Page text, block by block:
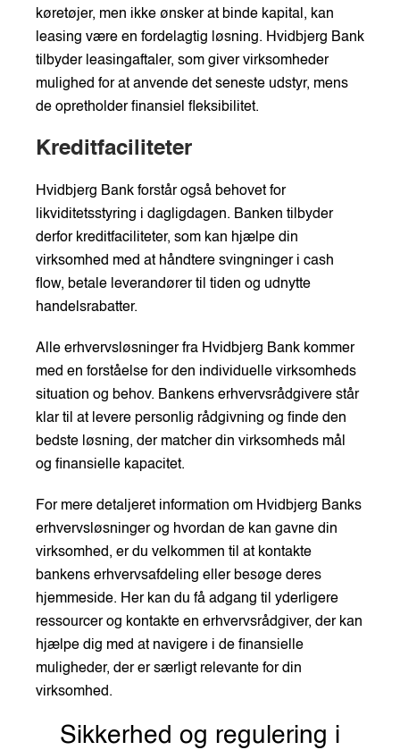
køretøjer, men ikke ønsker at binde kapital, kan
leasing være en fordelagtig løsning. Hvidbjerg Bank
tilbyder leasingaftaler, som giver virksomheder
mulighed for at anvende det seneste udstyr, mens
de opretholder finansiel fleksibilitet.
Kreditfaciliteter
Hvidbjerg Bank forstår også behovet for
likviditetsstyring i dagligdagen. Banken tilbyder
derfor kreditfaciliteter, som kan hjælpe din
virksomhed med at håndtere svingninger i cash
flow, betale leverandører til tiden og udnytte
handelsrabatter.
Alle erhvervsløsninger fra Hvidbjerg Bank kommer
med en forståelse for den individuelle virksomheds
situation og behov. Bankens erhvervsrådgivere står
klar til at levere personlig rådgivning og finde den
bedste løsning, der matcher din virksomheds mål
og finansielle kapacitet.
For mere detaljeret information om Hvidbjerg Banks
erhvervsløsninger og hvordan de kan gavne din
virksomhed, er du velkommen til at kontakte
bankens erhvervsafdeling eller besøge deres
hjemmeside. Her kan du få adgang til yderligere
ressourcer og kontakte en erhvervsrådgiver, der kan
hjælpe dig med at navigere i de finansielle
muligheder, der er særligt relevante for din
virksomhed.
Sikkerhed og regulering i